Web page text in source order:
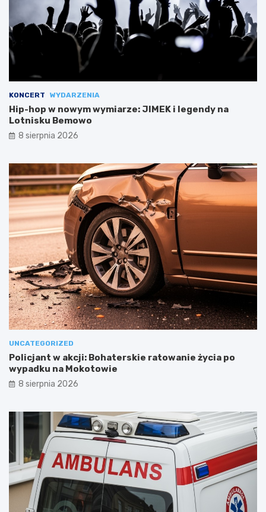
KONCERT WYDARZENIA
Hip-hop w nowym wymiarze: JIMEK i legendy na
Lotnisku Bemowo
8 sierpnia 2026
UNCATEGORIZED
Policjant w akcji: Bohaterskie ratowanie życia po
wypadku na Mokotowie
8 sierpnia 2026